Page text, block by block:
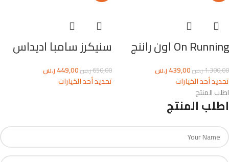
On Running اون راننج
1.300,00ر.س439,00ر.س
تحديد أحد الخيارات
سنيكرز سامبا اديداس
650,00ر.س449,00ر.س
تحديد أحد الخيارات
اطلب المنتج
اطلب المنتج